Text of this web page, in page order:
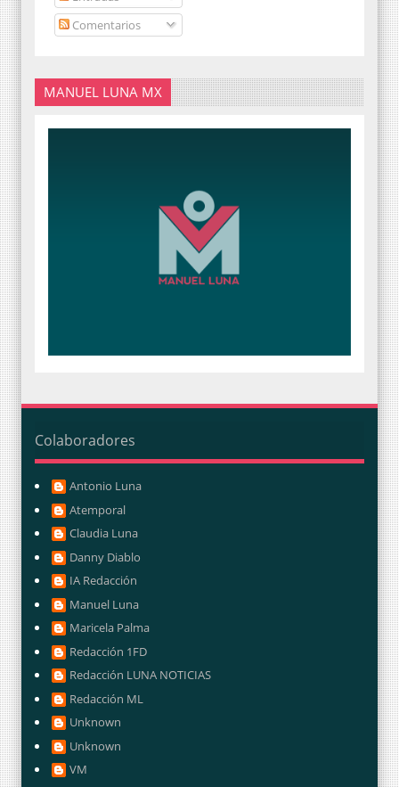
Comentarios
MANUEL LUNA MX
Colaboradores
Antonio Luna
Atemporal
Claudia Luna
Danny Diablo
IA Redacción
Manuel Luna
Maricela Palma
Redacción 1FD
Redacción LUNA NOTICIAS
Redacción ML
Unknown
Unknown
VM